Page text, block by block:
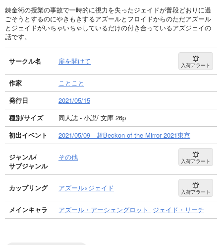
錬金術の授業の事故で一時的に視力を失ったジェイドが普段どおりに過
ごそうとするのにやきもきするアズールとフロイドからのただアズール
とジェイドがいちゃいちゃしているだけの付き合っているアズジェイの
話です。
サークル名 扉を開けて 入荷アラート
作家
ことこと
発行日
2021/05/15
種別/サイズ
同人誌 - 小説/ 文庫 26p
初出イベント
2021/05/09 超Beckon of the Mirror 2021東京
ジャンル/
サブジャンル
その他 入荷アラート
カップリング アズール×ジェイド 入荷アラート
メインキャラ アズール・アーシェングロット ジェイド・リーチ